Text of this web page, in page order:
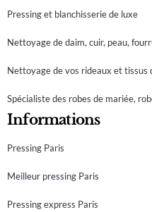
Pressing et blanchisserie de luxe
Nettoyage de daim, cuir, peau,
Nettoyage de vos rideaux et tissus
Spécialiste des robes de mariée,
Informations
Pressing Paris
Meilleur pressing Paris
Pressing express Paris